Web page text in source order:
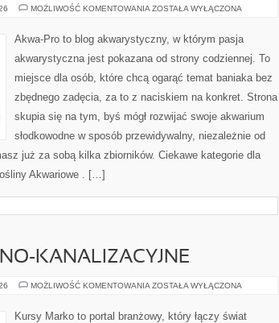
MOŻLIWOŚĆ KOMENTOWANIA PYTANIA
ZOSTAŁA WYŁĄCZONA
Akwa-Pro to blog akwarystyczny, w którym pasja
akwarystyczna jest pokazana od strony codziennej. To
miejsce dla osób, które chcą ogarąć temat baniaka bez
zbędnego zadęcia, za to z naciskiem na konkret. Strona
skupia się na tym, byś mógł rozwijać swoje akwarium
słodkowodne w sposób przewidywalny, niezależnie od
już za sobą kilka zbiorników. Ciekawe kategorie dla
Akwariowe . […]
KANALIZACYJNE
MOŻLIWOŚĆ KOMENTOWANIA INSTALACJE
ZOSTAŁA WYŁĄCZONA
Kursy Marko to portal branżowy, który łączy świat